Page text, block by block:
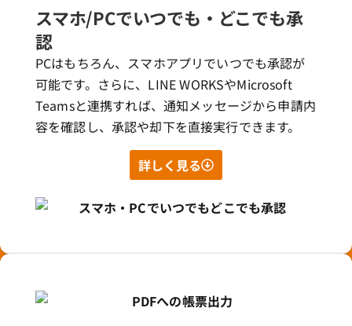
スマホ/PCでいつでも・どこでも承
認
PCはもちろん、スマホアプリでいつでも承認が
可能です。さらに、LINE WORKSやMicrosoft
Teamsと連携すれば、通知メッセージから申請内
容を確認し、承認や却下を直接実行できます。
詳しく見る